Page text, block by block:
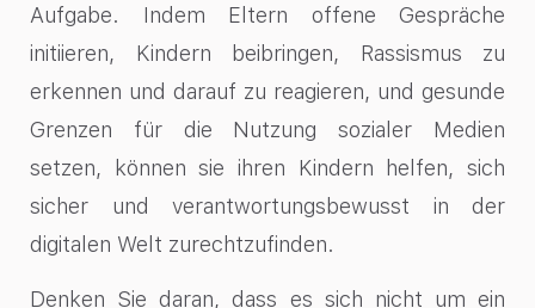
Aufgabe. Indem Eltern offene Gespräche
initiieren, Kindern beibringen, Rassismus zu
erkennen und darauf zu reagieren, und gesunde
Grenzen für die Nutzung sozialer Medien
setzen, können sie ihren Kindern helfen, sich
sicher und verantwortungsbewusst in der
digitalen Welt zurechtzufinden.
Denken Sie daran, dass es sich nicht um ein